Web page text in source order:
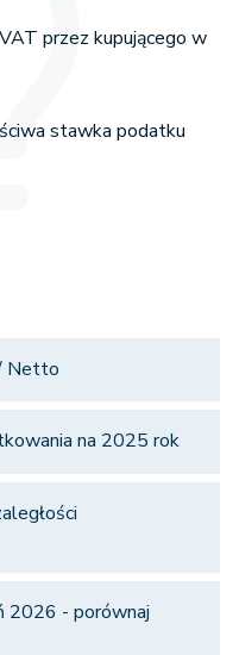
przez kupującego w
stawka podatku
Netto
na 2025 rok
2026 - porównaj